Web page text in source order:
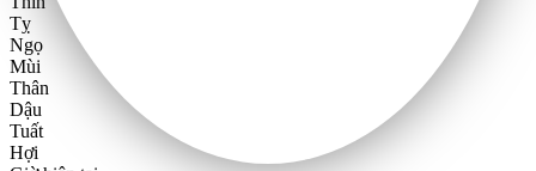
Tỵ
Ngọ
Mùi
Thân
Dậu
Tuất
Hợi